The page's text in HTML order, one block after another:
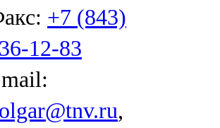
+7 (843)
12-83
,